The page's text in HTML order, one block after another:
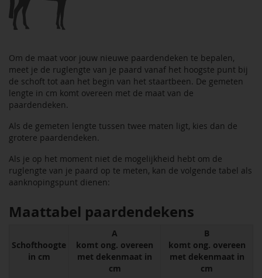
Om de maat voor jouw nieuwe paardendeken te bepalen,
meet je de ruglengte van je paard vanaf het hoogste punt bij
de schoft tot aan het begin van het staartbeen. De gemeten
lengte in cm komt overeen met de maat van de
paardendeken.
Als de gemeten lengte tussen twee maten ligt, kies dan de
grotere paardendeken.
Als je op het moment niet de mogelijkheid hebt om de
ruglengte van je paard op te meten, kan de volgende tabel als
aanknopingspunt dienen:
Maattabel paardendekens
Schofthoogte
in cm
A
komt ong. overeen
met dekenmaat in
cm
B
komt ong. overeen
met dekenmaat in
cm